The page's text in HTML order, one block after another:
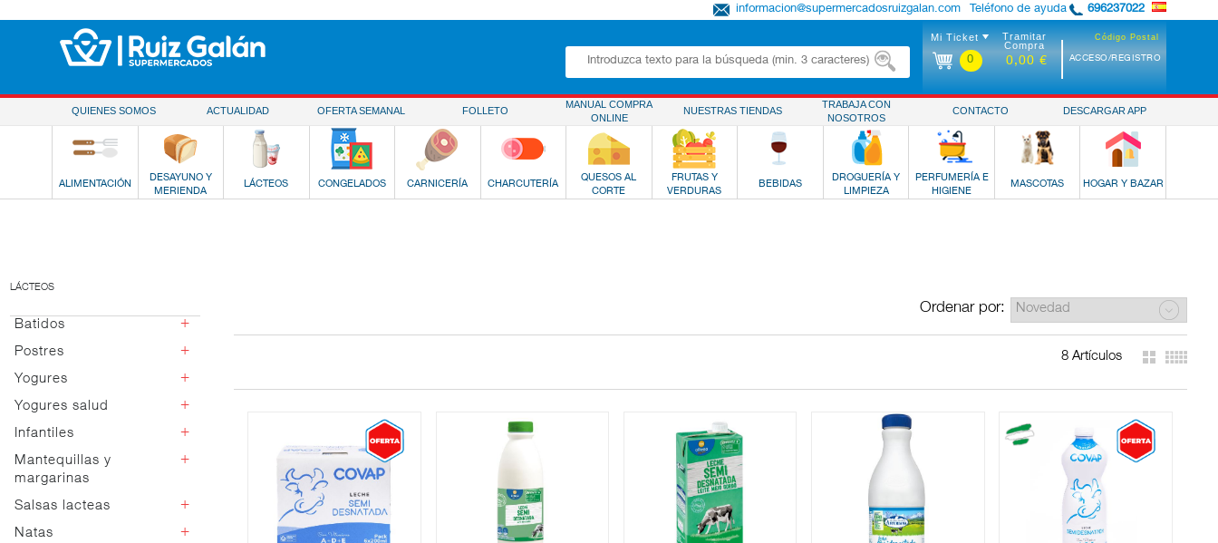
Teléfono de ayuda 696237022
informacion@supermercadosruizgalan.com
Código Postal
ACCESO/REGISTRO
Mi Ticket
0
Tramitar
Compra
0,00 €
QUIENES SOMOS ACTUALIDAD OFERTA SEMANAL FOLLETO
MANUAL COMPRA
ONLINE
NUESTRAS TIENDAS
TRABAJA CON
NOSOTROS
CONTACTO DESCARGAR APP
ALIMENTACIÓN
DESAYUNO Y
MERIENDA
LÁCTEOS CONGELADOS CARNICERÍA CHARCUTERÍA
QUESOS AL
CORTE
FRUTAS Y
VERDURAS
BEBIDAS
DROGUERÍA Y
LIMPIEZA
PERFUMERÍA E
HIGIENE
MASCOTAS HOGAR Y BAZAR
LÁCTEOS
Batidos +
Chocolate y cacao
Fresa
Postres +
Postres vidrio
Italianos
Otros postres
Flan vainilla
Copas nata
Natillas
Yogures +
Funcionales
Vidrio
Naturales
Sabores
Yogures salud +
Sin lactosa
Proteínas
Vegetales
Kefir
Infantiles +
Petits
Kids y bebibles
Bicompartidos
Gelatinas
Mantequillas y
margarinas
+
Mantequillas
Margarinas
Salsas lacteas +
Bechamel
Natas +
Ordenar por:
8 Artículos